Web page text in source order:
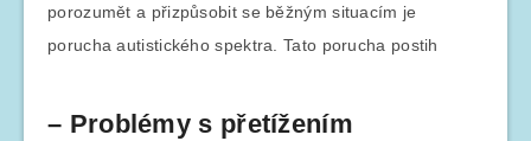
porozumět a přizpůsobit se běžným situacím je
porucha autistického spektra. Tato porucha postih
– Problémy s přetížením